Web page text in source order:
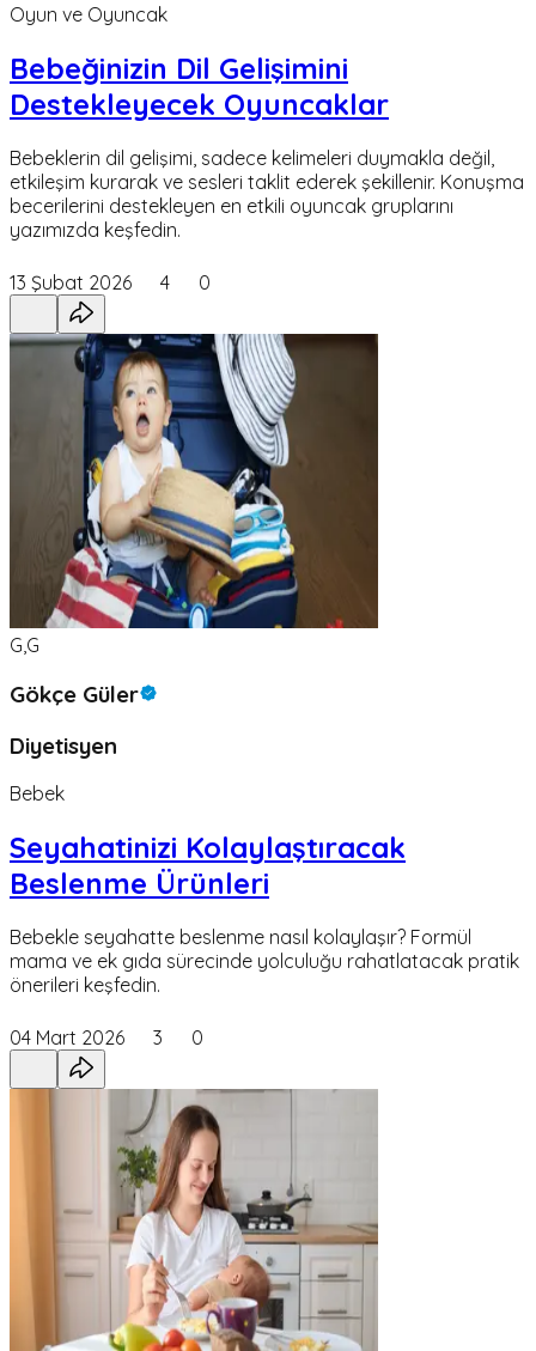
Oyun ve Oyuncak
Bebeğinizin Dil Gelişimini
Destekleyecek Oyuncaklar
Bebeklerin dil gelişimi, sadece kelimeleri duymakla değil,
etkileşim kurarak ve sesleri taklit ederek şekillenir. Konuşma
becerilerini destekleyen en etkili oyuncak gruplarını
yazımızda keşfedin.
13 Şubat 2026 4 0
G,G
Gökçe Güler
Diyetisyen
Bebek
Seyahatinizi Kolaylaştıracak
Beslenme Ürünleri
Bebekle seyahatte beslenme nasıl kolaylaşır? Formül
mama ve ek gıda sürecinde yolculuğu rahatlatacak pratik
önerileri keşfedin.
04 Mart 2026 3 0